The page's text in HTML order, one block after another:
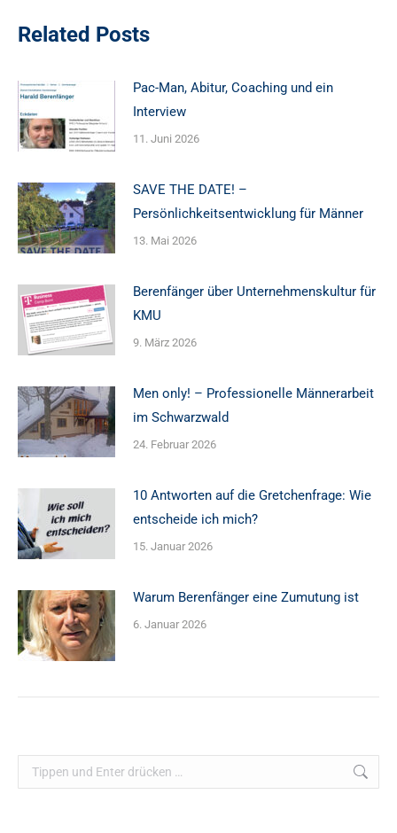
Related Posts
Pac-Man, Abitur, Coaching und ein
Interview
11. Juni 2026
SAVE THE DATE! –
Persönlichkeitsentwicklung für Männer
13. Mai 2026
Berenfänger über Unternehmenskultur für
KMU
9. März 2026
Men only! – Professionelle Männerarbeit
im Schwarzwald
24. Februar 2026
10 Antworten auf die Gretchenfrage: Wie
entscheide ich mich?
15. Januar 2026
Warum Berenfänger eine Zumutung ist
6. Januar 2026
Search: